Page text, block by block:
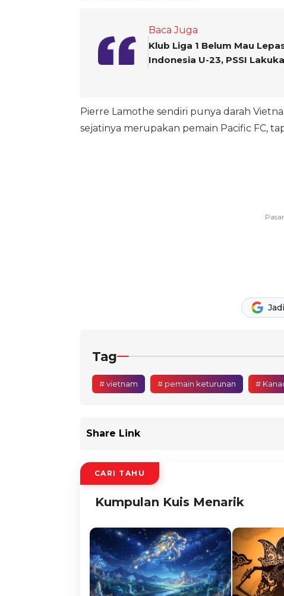
Baca Juga
Klub Liga 1 Belum Mau
Indonesia U-23, PSSI
Pierre Lamothe sendiri punya darah
sejatinya merupakan pemain Pacific FC,
Tag
# vietnam # pemain keturunan #
Share Link
CARI TAHU
Kumpulan Kuis Menarik